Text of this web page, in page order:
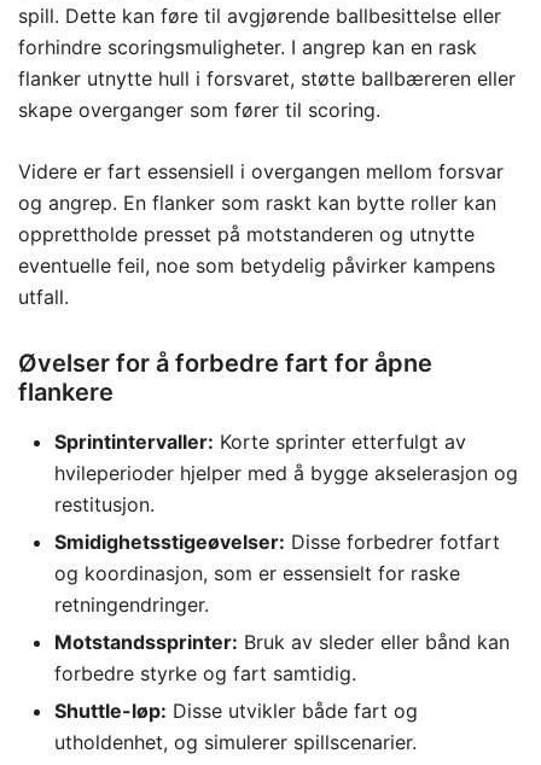
spill. Dette kan føre til avgjørende ballbesittelse eller
forhindre scoringsmuligheter. I angrep kan en rask
flanker utnytte hull i forsvaret, støtte ballbæreren eller
skape overganger som fører til scoring.
Videre er fart essensiell i overgangen mellom forsvar
og angrep. En flanker som raskt kan bytte roller kan
opprettholde presset på motstanderen og utnytte
eventuelle feil, noe som betydelig påvirker kampens
utfall.
Øvelser for å forbedre fart for åpne
flankere
Sprintintervaller: Korte sprinter etterfulgt av
hvileperioder hjelper med å bygge akselerasjon og
restitusjon.
Smidighetsstigeøvelser: Disse forbedrer fotfart
og koordinasjon, som er essensielt for raske
retningendringer.
Motstandssprinter: Bruk av sleder eller bånd kan
forbedre styrke og fart samtidig.
Shuttle-løp: Disse utvikler både fart og
utholdenhet, og simulerer spillscenarier.